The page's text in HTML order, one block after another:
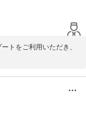
夕日をご堪能いただけ
心よりお待ちしておりま
トをご利用いただき、
お食事、そしてスタッ
お言葉は、何よりの励